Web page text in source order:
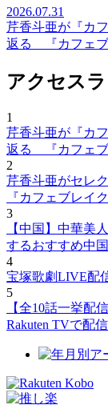
2026.07.31
芹香斗亜が『カ
返る 『カフェブ
アクセス
1
芹香斗亜が『カ
返る 『カフェブ
2
芹香斗亜がセレ
『カフェブレイ
3
【中国】中華美
するおすすめ中
4
宝塚歌劇LIVE配
5
【全10話一挙配
Rakuten TVで配